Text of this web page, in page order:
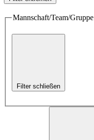
Mannschaft/Team/Gruppe
Filter schließen